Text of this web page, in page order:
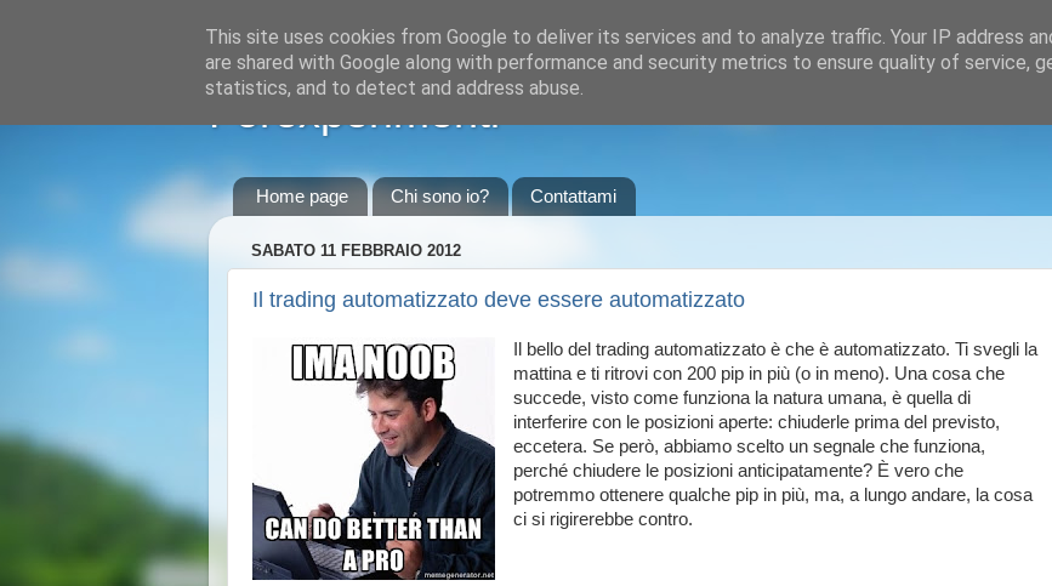
Forexperimenti
Home page Chi sono io? Contattami
SABATO 11 FEBBRAIO 2012
Il trading automatizzato deve essere automatizzato
Il bello del trading automatizzato è che è automatizzato. Ti svegli la
mattina e ti ritrovi con 200 pip in più (o in meno). Una cosa che
succede, visto come funziona la natura umana, è quella di
interferire con le posizioni aperte: chiuderle prima del previsto,
eccetera. Se però, abbiamo scelto un segnale che funziona,
perché chiudere le posizioni anticipatamente? È vero che
potremmo ottenere qualche pip in più, ma, a lungo andare, la cosa
ci si rigirerebbe contro.
This site uses cookies from Google to deliver its services and to analyze traffic. Your IP address
are shared with Google along with performance and security metrics to ensure quality of service,
statistics, and to detect and address abuse.